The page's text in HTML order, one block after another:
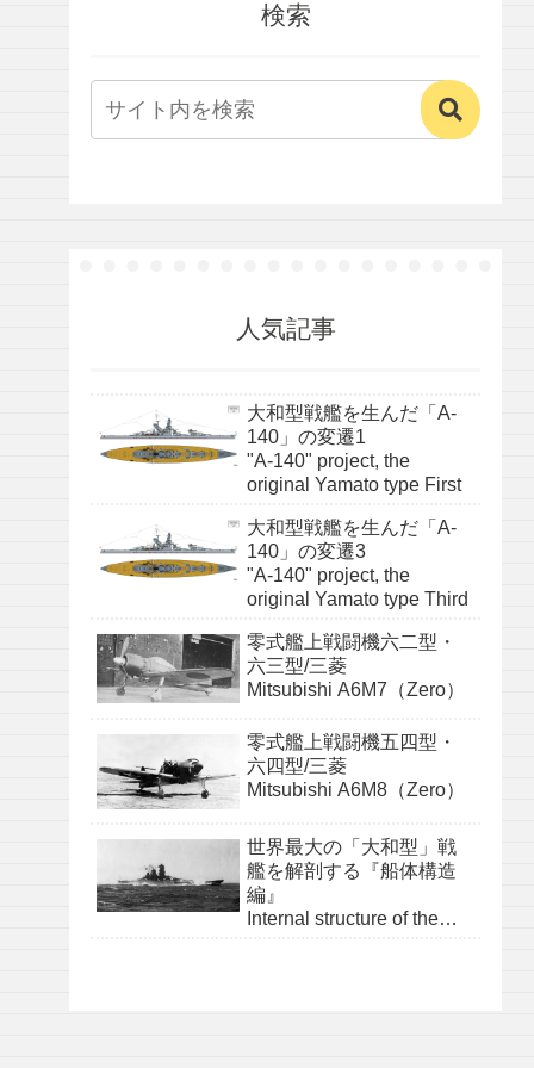
検索
人気記事
大和型戦艦を生んだ「A-
140」の変遷1
"A-140" project, the
original Yamato type First
大和型戦艦を生んだ「A-
140」の変遷3
"A-140" project, the
original Yamato type Third
零式艦上戦闘機六二型・
六三型/三菱
Mitsubishi A6M7（Zero）
零式艦上戦闘機五四型・
六四型/三菱
Mitsubishi A6M8（Zero）
世界最大の「大和型」戦
艦を解剖する『船体構造
編』
Internal structure of the